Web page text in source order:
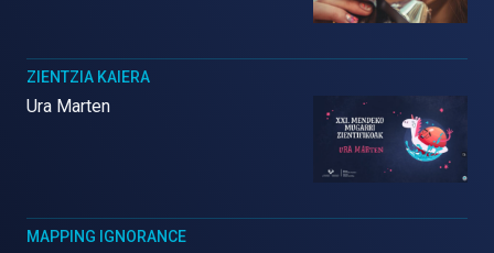
ZIENTZIA KAIERA
Ura Marten
MAPPING IGNORANCE